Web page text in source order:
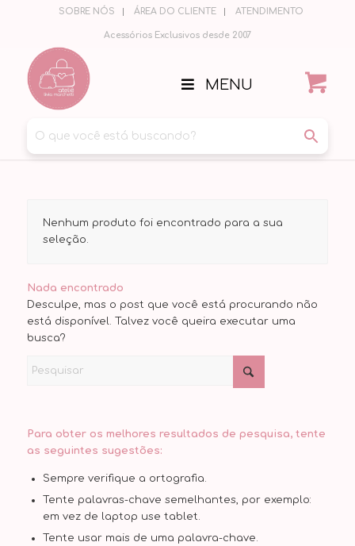
SOBRE NÓS ÁREA DO CLIENTE ATENDIMENTO
Acessórios Exclusivos desde 2007
MENU
Nenhum produto foi encontrado para a sua
seleção.
Nada encontrado
Desculpe, mas o post que você está procurando não
está disponível. Talvez você queira executar uma
busca?
Para obter os melhores resultados de pesquisa, tente
as seguintes sugestões:
Sempre verifique a ortografia.
Tente palavras-chave semelhantes, por exemplo:
em vez de laptop use tablet.
Tente usar mais de uma palavra-chave.